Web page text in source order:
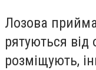
Лозова
рятуються від
розміщують,